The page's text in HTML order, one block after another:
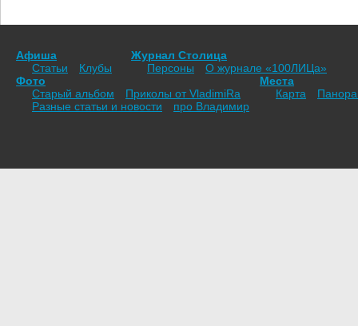
Афиша
Статьи
Клубы
Журнал Столица
Персоны
О журнале «100ЛИЦа»
Фото
Старый альбом
Приколы от VladimiRа
Места
Карта
Разные статьи и новости
про Владимир